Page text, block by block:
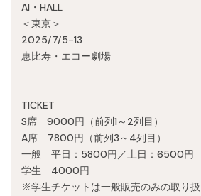
AI・HALL
＜東京＞
2025/7/5-13
恵比寿・エコー劇場
TICKET
S席 9000円（前列1～2列目）
A席 7800円（前列3～4列目）
一般 平日：5800円／土日：6500円
学生 4000円
※学生チケットは一般販売のみの取り